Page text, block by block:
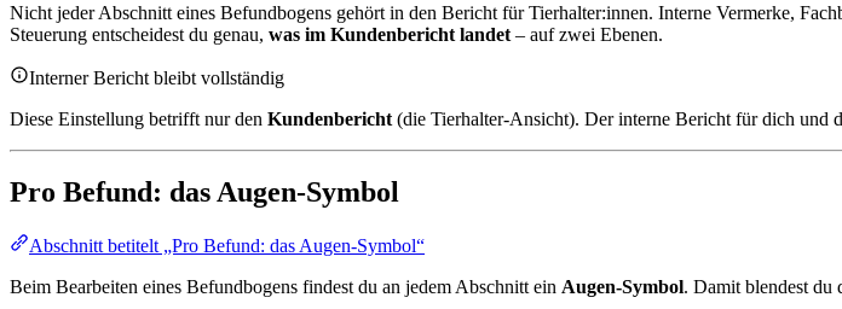
Nicht jeder Abschnitt eines Befundbogens gehört in den Bericht für Tierhalter:innen. Interne Vermerke,
Steuerung entscheidest du genau, was im Kundenbericht landet – auf zwei Ebenen.
Interner Bericht bleibt vollständig
Diese Einstellung betrifft nur den Kundenbericht (die Tierhalter-Ansicht). Der interne Bericht für dich und
Pro Befund: das Augen-Symbol
Abschnitt betitelt „Pro Befund: das Augen-Symbol“
Beim Bearbeiten eines Befundbogens findest du an jedem Abschnitt ein Augen-Symbol. Damit blendest du